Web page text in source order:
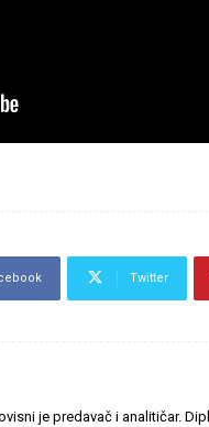
Twitter
je predavač i analitičar.